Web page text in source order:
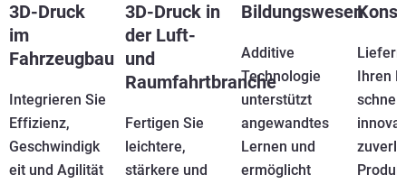
3D-Druck
im
Fahrzeugbau
Integrieren Sie
Effizienz,
Geschwindigk
eit und Agilität
3D-Druck in
der Luft-
und
Raumfahrtbranche
Fertigen Sie
leichtere,
stärkere und
Bildungswesen
Additive
Technologie
unterstützt
angewandtes
Lernen und
ermöglicht
Ihren
schnell